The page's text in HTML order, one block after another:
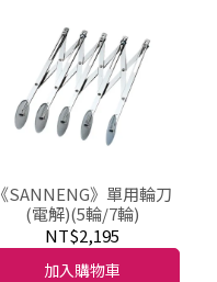
《SANNENG》單用輪刀
(電解)(5輪/7輪)
NT$2,195
加入購物車